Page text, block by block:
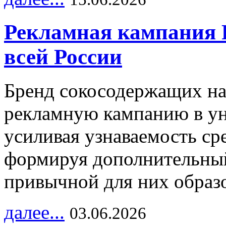
Рекламная
всей России
Бренд сокосодержащих
рекламную кампанию в
усиливая узнаваемость
формируя
привычной для них
далее... 03.06.2026